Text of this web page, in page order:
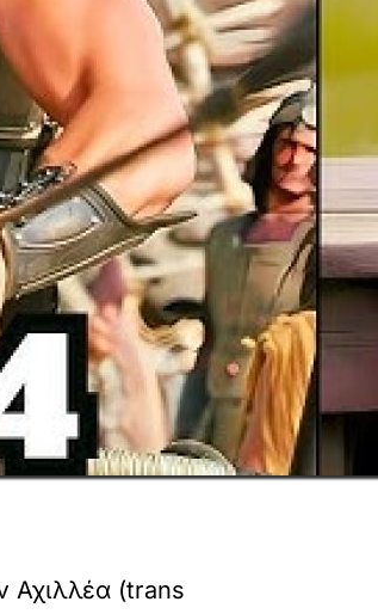
Αχιλλέα (trans